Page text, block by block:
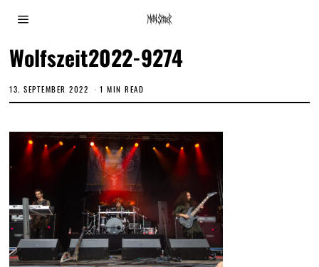
Wolfszeit2022-9274
13. SEPTEMBER 2022 1 MIN READ